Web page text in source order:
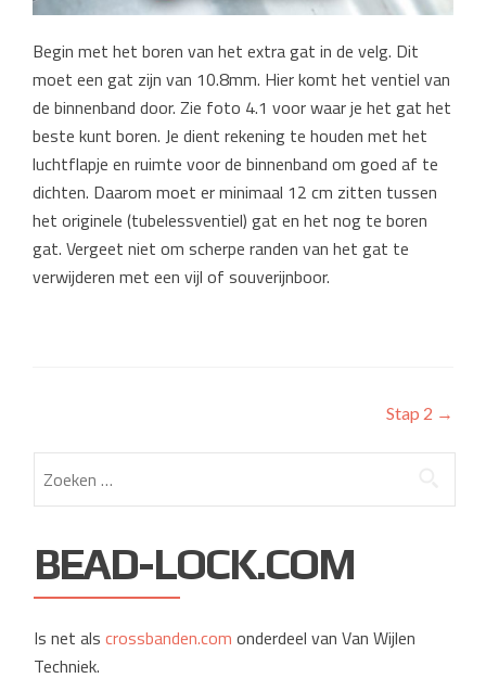
Begin met het boren van het extra gat in de velg. Dit
moet een gat zijn van 10.8mm. Hier komt het ventiel van
de binnenband door. Zie foto 4.1 voor waar je het gat het
beste kunt boren. Je dient rekening te houden met het
luchtflapje en ruimte voor de binnenband om goed af te
dichten. Daarom moet er minimaal 12 cm zitten tussen
het originele (tubelessventiel) gat en het nog te boren
gat. Vergeet niet om scherpe randen van het gat te
verwijderen met een vijl of souverijnboor.
navigation
Stap 2 →
naar:
BEAD-LOCK.COM
Is net als crossbanden.com onderdeel van Van Wijlen
Techniek.